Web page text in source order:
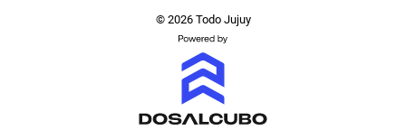
© 2026 Todo Jujuy